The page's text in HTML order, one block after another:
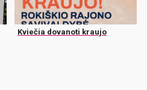
Kviečia dovanoti kraujo